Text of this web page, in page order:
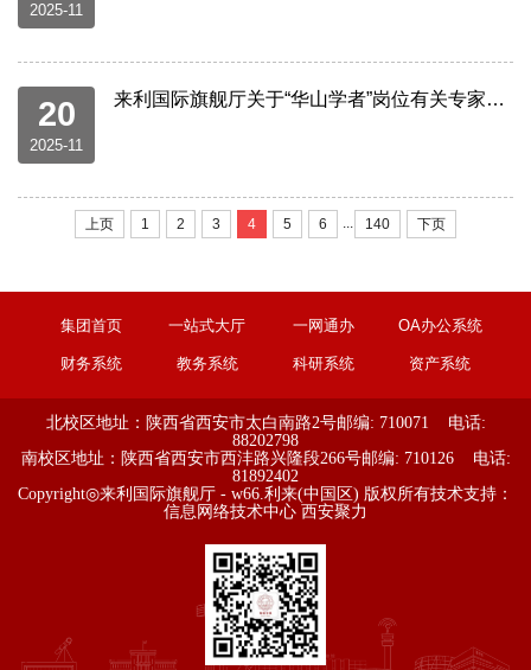
2025-11
20
2025-11
来利国际旗舰厅关于“华山学者”岗位有关专家考核情况公示的通知
上页 1 2 3 4 5 6 ... 140 下页
集团首页 一站式大厅 一网通办 OA办公系统
财务系统 教务系统 科研系统 资产系统
北校区地址：陕西省西安市太白南路2号邮编: 710071 电话:
88202798
南校区地址：陕西省西安市西沣路兴隆段266号邮编: 710126 电话:
81892402
Copyright◎来利国际旗舰厅 - w66.利来(中国区) 版权所有技术支持：
信息网络技术中心 西安聚力